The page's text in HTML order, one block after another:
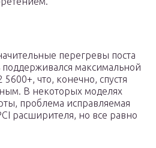
перегревы поста
максимальной
что, конечно, спустя
В некоторых моделях
проблема исправляемая
расширителя, но все равно